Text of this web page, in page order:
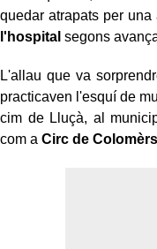
quedar atrapats per
l'hospital segons
L'allau que va
practicaven l'esquí de
cim de Lluçà, al
com a Circ de